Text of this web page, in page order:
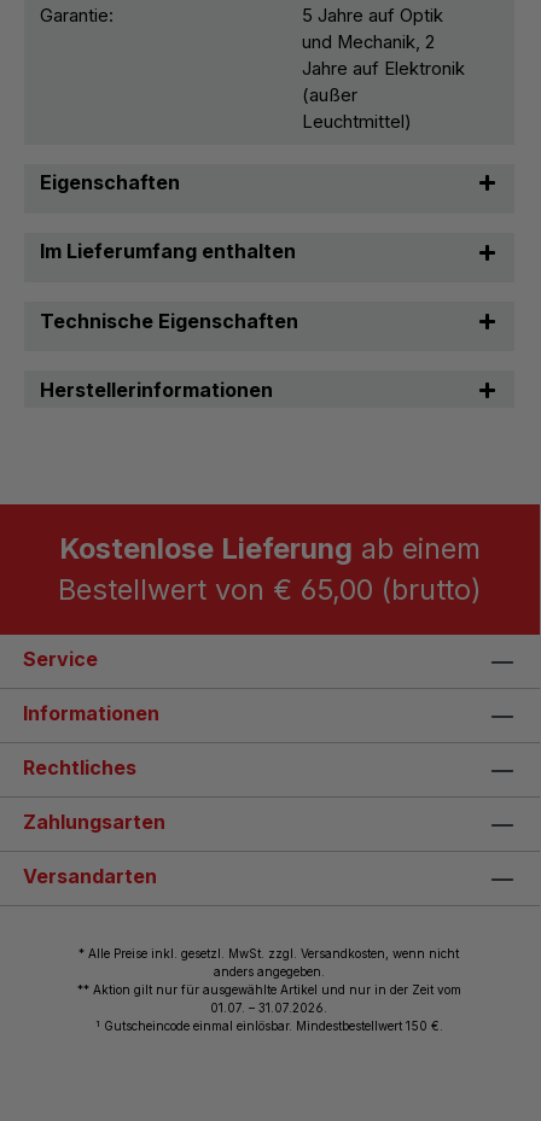
Garantie:
5 Jahre auf Optik
und Mechanik, 2
Jahre auf Elektronik
(außer
Leuchtmittel)
Eigenschaften
Im Lieferumfang enthalten
Technische Eigenschaften
Herstellerinformationen
Kostenlose Lieferung ab einem
Bestellwert von € 65,00 (brutto)
Service
Informationen
Rechtliches
Zahlungsarten
Versandarten
* Alle Preise inkl. gesetzl. MwSt. zzgl. Versandkosten, wenn nicht
anders angegeben.
** Aktion gilt nur für ausgewählte Artikel und nur in der Zeit vom
01.07. – 31.07.2026.
1 Gutscheincode einmal einlösbar. Mindestbestellwert 150 €.